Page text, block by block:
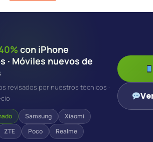
con iPhone
· Móviles nuevos de
revisados por nuestros técnicos ·
Samsung
Xiaomi
ZTE Poco Realme